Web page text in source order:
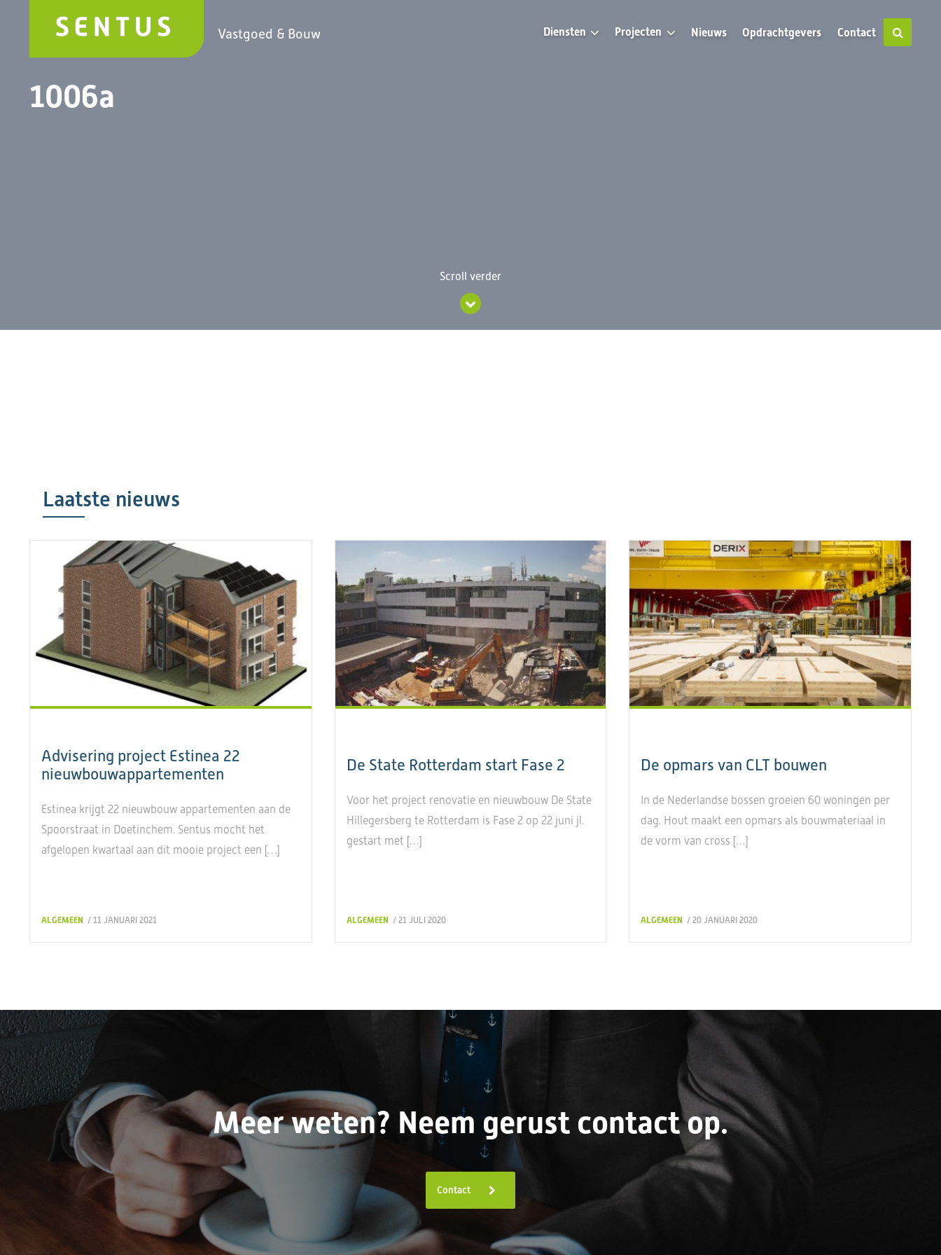
Vastgoed & Bouw Diensten Projecten Nieuws Opdrachtgevers Contact
1006a
Scroll verder
Laatste nieuws
Advisering project Estinea 22
nieuwbouwappartementen
Estinea krijgt 22 nieuwbouw appartementen aan de
Spoorstraat in Doetinchem. Sentus mocht het
afgelopen kwartaal aan dit mooie project een […]
ALGEMEEN / 11 JANUARI 2021
De State Rotterdam start Fase 2
Voor het project renovatie en nieuwbouw De State
Hillegersberg te Rotterdam is Fase 2 op 22 juni jl.
gestart met […]
ALGEMEEN / 21 JULI 2020
De opmars van CLT bouwen
In de Nederlandse bossen groeien 60 woningen per
dag. Hout maakt een opmars als bouwmateriaal in
de vorm van cross […]
ALGEMEEN / 20 JANUARI 2020
Meer weten? Neem gerust contact op.
Contact